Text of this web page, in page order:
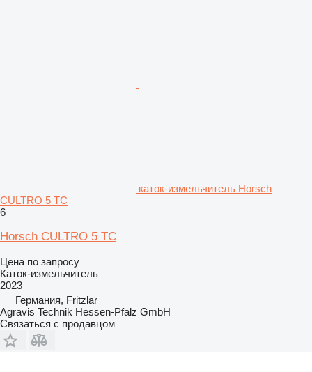
каток-измельчитель Horsch
CULTRO 5 TC
6
Horsch CULTRO 5 TC
Цена по запросу
Каток-измельчитель
2023
Германия, Fritzlar
Agravis Technik Hessen-Pfalz GmbH
Связаться с продавцом